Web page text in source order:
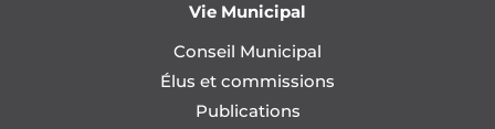
Vie Municipal
Conseil Municipal
Élus et commissions
Publications